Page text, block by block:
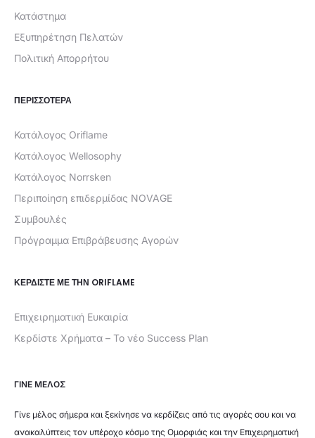
Κατάστημα
Εξυπηρέτηση Πελατών
Πολιτική Απορρήτου
ΠΕΡΙΣΣΟΤΕΡΑ
Κατάλογος Oriflame
Κατάλογος Wellosophy
Κατάλογος Norrsken
Περιποίηση επιδερμίδας NOVAGE
Συμβουλές
Πρόγραμμα Επιβράβευσης Αγορών
ΚΕΡΔΊΣΤΕ ΜΕ ΤΗΝ ORIFLAME
Επιχειρηματική Ευκαιρία
Κερδίστε Χρήματα – Το νέο Success Plan
ΓΙΝΕ ΜΕΛΟΣ
Γίνε μέλος σήμερα και ξεκίνησε να κερδίζεις από τις αγορές σου και να
ανακαλύπτεις τον υπέροχο κόσμο της Ομορφιάς και την Επιχειρηματική